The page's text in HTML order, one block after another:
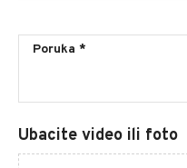
Ubacite video ili foto